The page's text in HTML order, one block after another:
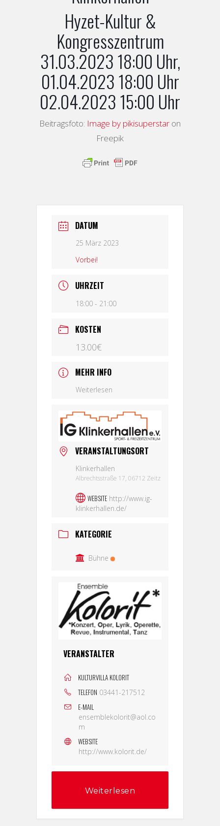
Hyzet-Kultur &
Kongresszentrum
31.03.2023 18:00 Uhr,
01.04.2023 18:00 Uhr
02.04.2023 15:00 Uhr
Beitragsfoto: Image by pikisuperstar on
Freepik
DATUM
25 März 2023
Vorbei!
UHRZEIT
18:00 - 21:00
KOSTEN
13.00€
MEHR INFO
Weiterlesen
VERANSTALTUNGSORT
Klinkerhallen
Albrechtsstraße 17, 06712 Zeitz
WEBSITE http://www.ig-
klinkerhallen.de/
KATEGORIE
Bühne
VERANSTALTER
KULTURVILLA KOLORIT
TELEFON 03441-217512
E-MAIL
ensemblekolorit@aol.co
m
WEBSITE
http://www.kolorit.de/
Weiterlesen